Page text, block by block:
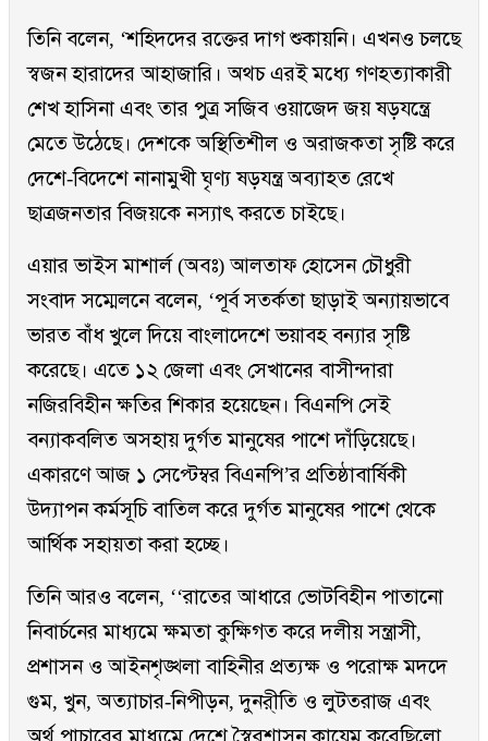
তিনি বলেন, ‘শহিদদের রক্তের দাগ শুকায়নি। এখনও চলছে
স্বজন হারাদের আহাজারি। অথচ এরই মধ্যে গণহত্যাকারী
শেখ হাসিনা এবং তার পুত্র সজিব ওয়াজেদ জয় ষড়যন্ত্রে
মেতে উঠেছে। দেশকে অস্থিতিশীল ও অরাজকতা সৃষ্টি করে
দেশে-বিদেশে নানামুখী ঘৃণ্য ষড়যন্ত্র অব্যাহত রেখে
ছাত্রজনতার বিজয়কে নস্যাৎ করতে চাইছে।
এয়ার ভাইস মাশার্ল (অবঃ) আলতাফ হোসেন চৌধুরী
সংবাদ সম্মেলনে বলেন, ‘পূর্ব সতর্কতা ছাড়াই অন্যায়ভাবে
ভারত বাঁধ খুলে দিয়ে বাংলাদেশে ভয়াবহ বন্যার সৃষ্টি
করেছে। এতে ১২ জেলা এবং সেখানের বাসীন্দারা
নজিরবিহীন ক্ষতির শিকার হয়েছেন। বিএনপি সেই
বন্যাকবলিত অসহায় দুর্গত মানুষের পাশে দাঁড়িয়েছে।
একারণে আজ ১ সেপ্টেম্বর বিএনপি’র প্রতিষ্ঠাবার্ষিকী
উদ্যাপন কর্মসূচি বাতিল করে দুর্গত মানুষের পাশে থেকে
আর্থিক সহায়তা করা হচ্ছে।
তিনি আরও বলেন, ‘‘রাতের আধারে ভোটবিহীন পাতানো
নিবার্চনের মাধ্যমে ক্ষমতা কুক্ষিগত করে দলীয় সন্ত্রাসী,
প্রশাসন ও আইনশৃঙ্খলা বাহিনীর প্রত্যক্ষ ও পরোক্ষ মদদে
গুম, খুন, অত্যাচার-নিপীড়ন, দুনর্ীতি ও লুটতরাজ এবং